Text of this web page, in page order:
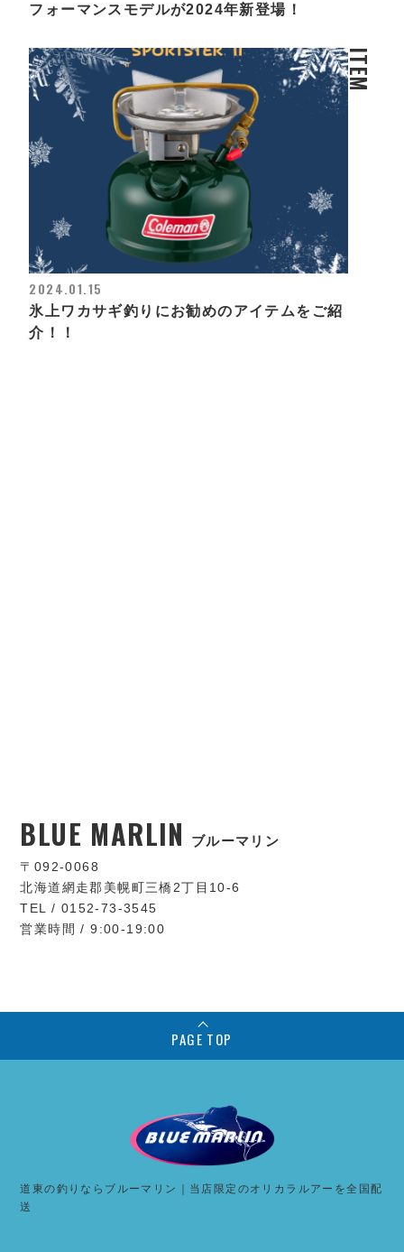
フォーマンスモデルが2024年新登場！
ITEM
2024.01.15
氷上ワカサギ釣りにお勧めのアイテムをご紹
介！！
BLUE MARLIN ブルーマリン
〒092-0068
北海道網走郡美幌町三橋2丁目10-6
TEL / 0152-73-3545
営業時間 / 9:00-19:00
PAGE TOP
道東の釣りならブルーマリン｜当店限定のオリカラルアーを全国配
送